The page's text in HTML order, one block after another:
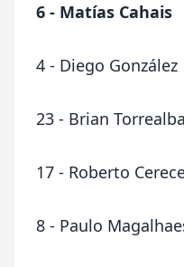
6 - Matías Cahais
4 - Diego González
23 - Brian Torrealba
17 - Roberto
8 - Paulo